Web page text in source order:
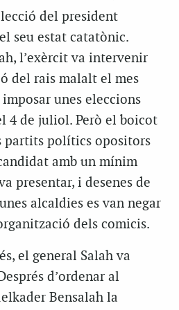
del president
seu estat catatònic.
l’exèrcit va intervenir
del rais malalt el mes
unes eleccions
4 de juliol. Però el boicot
partits polítics opositors
amb un mínim
presentar, i desenes de
alcaldies es van negar
dels comicis.
el general Salah va
d’ordenar al
Bensalah la